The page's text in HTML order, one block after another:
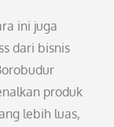
ini juga
dari bisnis
produk
lebih luas,